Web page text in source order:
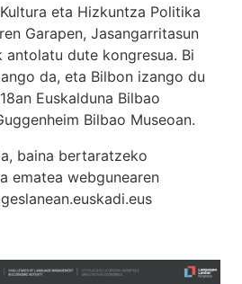
eta Hizkuntza Politika
Garapen, Jasangarritasun
antolatu dute kongresua. Bi
da, eta Bilbon izango du
Euskalduna Bilbao
Bilbao Museoan.
baina bertaratzeko
ematea webgunearen